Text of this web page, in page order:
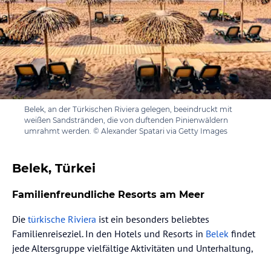
Belek, an der Türkischen Riviera gelegen, beeindruckt mit
weißen Sandstränden, die von duftenden Pinienwäldern
umrahmt werden. © Alexander Spatari via Getty Images
Belek, Türkei
Familienfreundliche Resorts am Meer
Die türkische Riviera ist ein besonders beliebtes
Familienreiseziel. In den Hotels und Resorts in Belek findet
jede Altersgruppe vielfältige Aktivitäten und Unterhaltung,